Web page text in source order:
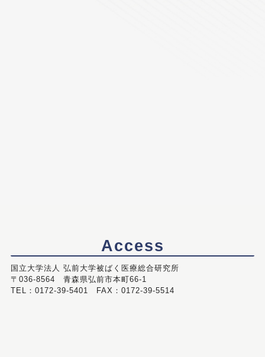
Access
国立大学法人 弘前大学被ばく医療総合研究所
〒036-8564 青森県弘前市本町66-1
TEL：0172-39-5401 FAX：0172-39-5514